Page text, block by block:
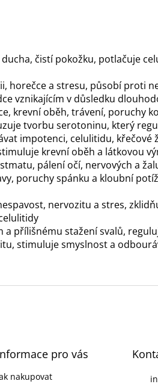
čistí pokožku, potlačuje
horečce a stresu, působí proti
vznikajícím v důsledku
krevní oběh, trávení, poruchy
tvorbu serotoninu, který
impotenci, celulitidu,
krevní oběh a látkovou
pálení očí, nervových a
poruchy spánku a kloubní
nervozitu a stres,
přílišnému stažení svalů,
stimuluje smyslnost a
pro vás
nakupovat